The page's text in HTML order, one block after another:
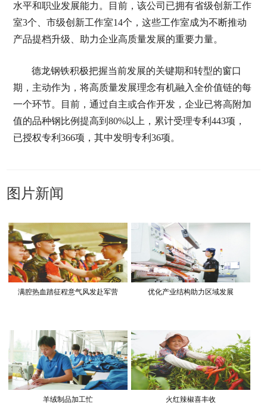
水平和职业发展能力。目前，该公司已拥有省级创新工作
室3个、市级创新工作室14个，这些工作室成为不断推动
产品提档升级、助力企业高质量发展的重要力量。
德龙钢铁积极把握当前发展的关键期和转型的窗口
期，主动作为，将高质量发展理念有机融入全价值链的每
一个环节。目前，通过自主或合作开发，企业已将高附加
值的品种钢比例提高到80%以上，累计受理专利443项，
已授权专利366项，其中发明专利36项。
图片新闻
满腔热血踏征程意气风发赴军营 优化产业结构助力区域发展
羊绒制品加工忙 火红辣椒喜丰收